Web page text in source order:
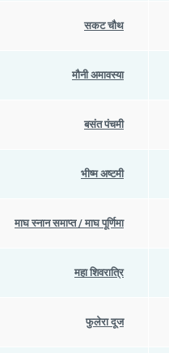
सकट चौथ
मौनी अमावस्या
बसंत पंचमी
भीष्म अष्टमी
माघ स्नान समाप्त / माघ पूर्णिमा
महा शिवरात्रि
फुलेरा दूज